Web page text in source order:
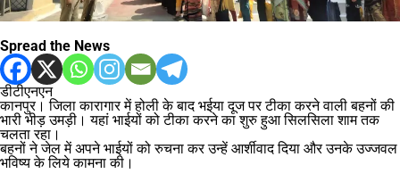
Spread the News
डीटीएनएन
कानपुर। जिला कारागार में होली के बाद भईया दूज पर टीका करने वाली बहनों की
भारी भीड़ उमड़ी। यहां भाईयों को टीका करने का शुरु हुआ सिलसिला शाम तक
चलता रहा।
बहनों ने जेल में अपने भाईयों को रुचना कर उन्हें आर्शीवाद दिया और उनके उज्जवल
भविष्य के लिये कामना की।